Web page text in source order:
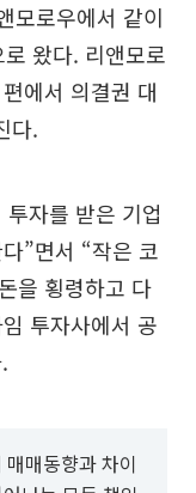
모로우에서 같이
왔다. 리앤모로
에서 의결권 대
다.
자를 받은 기업
”면서 “작은 코
을 횡령하고 다
투자사에서 공
매동향과 차이